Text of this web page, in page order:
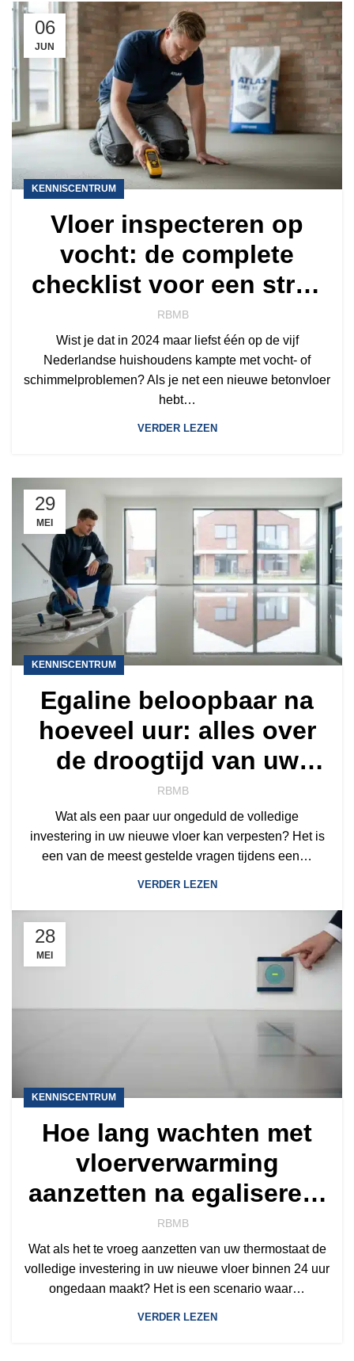
06
JUN
KENNISCENTRUM
Vloer inspecteren op
vocht: de complete
checklist voor een strak
resultaat
RBMB
Wist je dat in 2024 maar liefst één op de vijf
Nederlandse huishoudens kampte met vocht- of
schimmelproblemen? Als je net een nieuwe betonvloer
hebt…
VERDER LEZEN
29
MEI
KENNISCENTRUM
Egaline beloopbaar na
hoeveel uur: alles over
de droogtijd van uw
vloer
RBMB
Wat als een paar uur ongeduld de volledige
investering in uw nieuwe vloer kan verpesten? Het is
een van de meest gestelde vragen tijdens een…
VERDER LEZEN
28
MEI
KENNISCENTRUM
Hoe lang wachten met
vloerverwarming
aanzetten na egaliseren:
de complete gids voor
2026
RBMB
Wat als het te vroeg aanzetten van uw thermostaat de
volledige investering in uw nieuwe vloer binnen 24 uur
ongedaan maakt? Het is een scenario waar…
VERDER LEZEN